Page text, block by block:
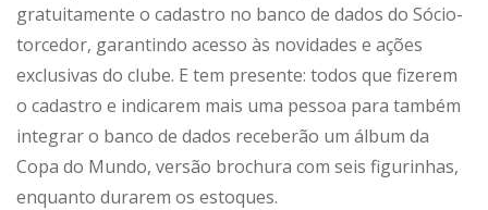
gratuitamente o cadastro no banco de dados do Sócio-
torcedor, garantindo acesso às novidades e ações
exclusivas do clube. E tem presente: todos que fizerem
o cadastro e indicarem mais uma pessoa para também
integrar o banco de dados receberão um álbum da
Copa do Mundo, versão brochura com seis figurinhas,
enquanto durarem os estoques.